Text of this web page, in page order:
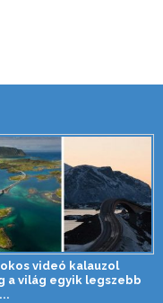
videó kalauzol
a világ egyik legszebb